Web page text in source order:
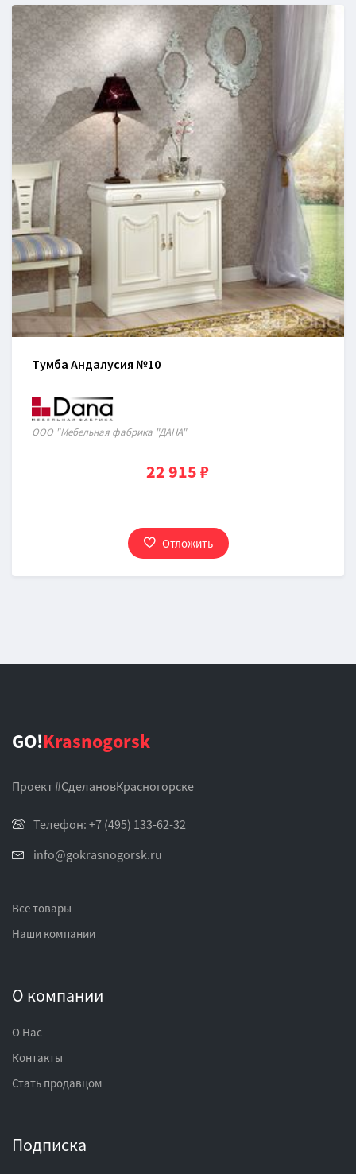
Тумба Андалусия №10
ООО "Мебельная фабрика "ДАНА"
22 915 ₽
Отложить
GO!Krasnogorsk
Проект #СделановКрасногорске
Телефон: +7 (495) 133-62-32
info@gokrasnogorsk.ru
Все товары
Наши компании
О компании
О Нас
Контакты
Стать продавцом
Подписка